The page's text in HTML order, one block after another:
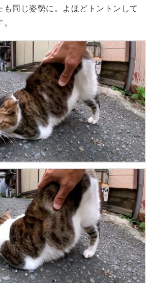
も同じ姿勢に。よほどトントンして